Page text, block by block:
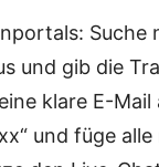
Suche
und gib die
klare E-
und füge